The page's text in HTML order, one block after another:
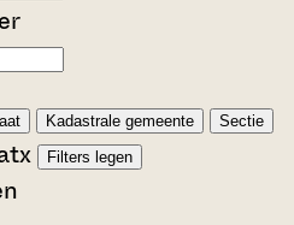
Kadastrale gemeente Sectie
x Filters legen